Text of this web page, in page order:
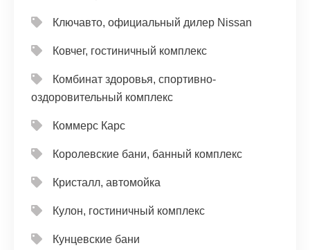
Ключавто, официальный дилер Nissan
Ковчег, гостиничный комплекс
Комбинат здоровья, спортивно-
оздоровительный комплекс
Коммерс Карс
Королевские бани, банный комплекс
Кристалл, автомойка
Кулон, гостиничный комплекс
Кунцевские бани